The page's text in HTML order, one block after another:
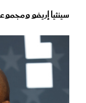
سينثيا إريفو